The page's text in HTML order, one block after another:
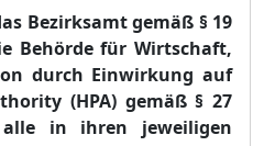
Bezirksamt gemäß § 19
Behörde für Wirtschaft,
durch Einwirkung auf
(HPA) gemäß § 27
in ihren jeweiligen